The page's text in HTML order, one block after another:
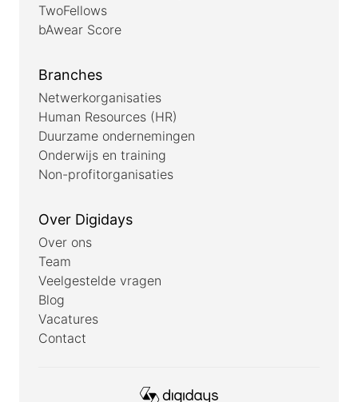
TwoFellows
bAwear Score
Branches
Netwerkorganisaties
Human Resources (HR)
Duurzame ondernemingen
Onderwijs en training
Non-profitorganisaties
Over Digidays
Over ons
Team
Veelgestelde vragen
Blog
Vacatures
Contact